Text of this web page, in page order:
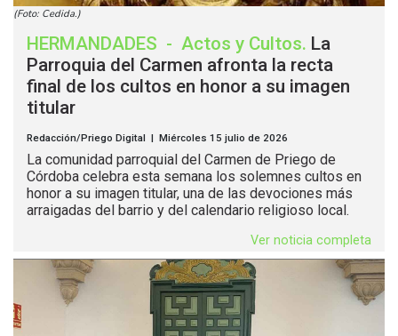
(Foto: Cedida.)
HERMANDADES - Actos y Cultos. La
Parroquia del Carmen afronta la recta
final de los cultos en honor a su imagen
titular
Redacción/Priego Digital | Miércoles 15 julio de 2026
La comunidad parroquial del Carmen de Priego de
Córdoba celebra esta semana los solemnes cultos en
honor a su imagen titular, una de las devociones más
arraigadas del barrio y del calendario religioso local.
Ver noticia completa